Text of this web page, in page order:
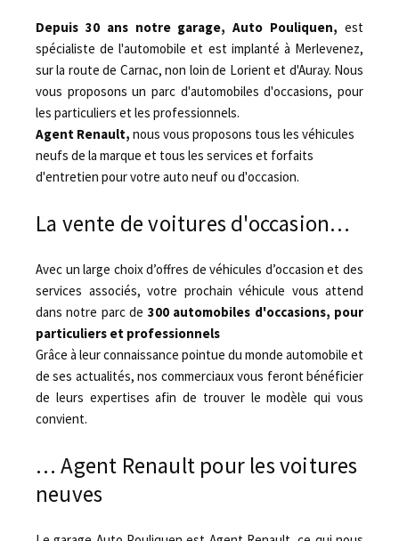
Depuis 30 ans notre garage, Auto Pouliquen, est
spécialiste de l'automobile et est implanté à Merlevenez,
sur la route de Carnac, non loin de Lorient et d'Auray. Nous
vous proposons un parc d'automobiles d'occasions, pour
les particuliers et les professionnels.
Agent Renault, nous vous proposons tous les véhicules
neufs de la marque et tous les services et forfaits
d'entretien pour votre auto neuf ou d'occasion.
La vente de voitures d'occasion…
Avec un large choix d’offres de véhicules d’occasion et des
services associés, votre prochain véhicule vous attend
dans notre parc de 300 automobiles d'occasions, pour
particuliers et professionnels
Grâce à leur connaissance pointue du monde automobile et
de ses actualités, nos commerciaux vous feront bénéficier
de leurs expertises afin de trouver le modèle qui vous
convient.
… Agent Renault pour les voitures
neuves